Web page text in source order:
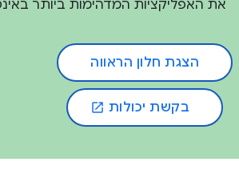
את האפליקציות המדהימות ביותר
הצגת חלון הראווה
בקשת יכולות open_in_new